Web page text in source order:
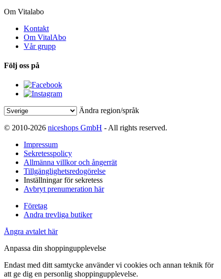
Om Vitalabo
Kontakt
Om VitalAbo
Vår grupp
Följ oss på
Ändra region/språk
© 2010-2026 niceshops GmbH - All rights reserved.
Impressum
Sekretesspolicy
Allmänna villkor och ångerrät
Tillgänglighetsredogörelse
Inställningar för sekretess
Avbryt prenumeration här
Företag
Andra trevliga butiker
Ångra avtalet här
Anpassa din shoppingupplevelse
Endast med ditt samtycke använder vi cookies och annan teknik för
att ge dig en personlig shoppingupplevelse.